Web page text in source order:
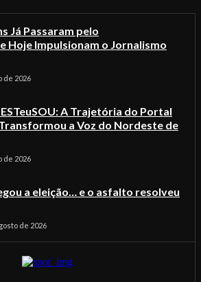
Já Passaram pelo
Hoje Impulsionam o Jornalismo
de 2026
A Trajetória do Portal
a Voz do Nordeste de
de 2026
a eleição… e o asfalto resolveu
de 2026